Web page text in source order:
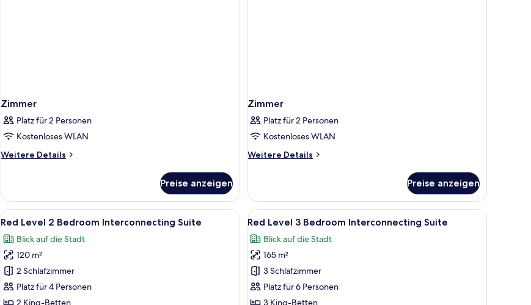
Zimmer
Platz für 2 Personen
Kostenloses WLAN
Weitere Details
Weitere
Preise anzeigen
Zimmer
Platz für 2 Personen
Kostenloses WLAN
Weitere Details
Weitere
Preise anzeigen
Schreibtisch
Alle
Fotos
für
Red
Level
2
Bedroom
Hochwertige Bettwaren, Minibar, Zimmersafe, Schreibtisch
5
Red Level 2 Bedroom Interconnecting Suite
Blick auf die Stadt
120 m²
2 Schlafzimmer
Platz für 4 Personen
2 King-Betten
Alle
Fotos
für
Red
Level
3
Bedroom
Ein modernes Hotelzimmer mit einem
5
Red Level 3 Bedroom Interconnecting Suite
Blick auf die Stadt
165 m²
3 Schlafzimmer
Platz für 6 Personen
3 King-Betten